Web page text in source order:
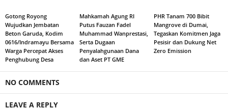
Gotong Royong
Wujudkan Jembatan
Beton Garuda, Kodim
0616/Indramayu Bersama
Warga Percepat Akses
Penghubung Desa
Mahkamah Agung RI
Putus Fauzan Fadel
Muhammad Wanprestasi,
Serta Dugaan
Penyalahgunaan Dana
dan Aset PT GME
PHR Tanam 700 Bibit
Mangrove di Dumai,
Tegaskan Komitmen Jaga
Pesisir dan Dukung Net
Zero Emission
NO COMMENTS
LEAVE A REPLY